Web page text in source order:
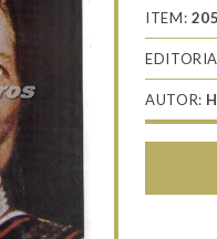
ITEM:
AUTOR: